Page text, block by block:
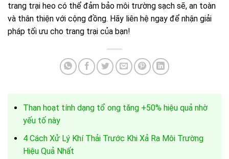
trang trại heo có thể đảm bảo môi trường sạch sẽ, an toàn
và thân thiện với cộng đồng. Hãy liên hệ ngay để nhận giải
pháp tối ưu cho trang trại của bạn!
Than hoạt tính dạng tổ ong tăng +50% hiệu quả nhờ
yếu tố này
4 Cách Xử Lý Khí Thải Trước Khi Xả Ra Môi Trường
Hiệu Quả Nhất